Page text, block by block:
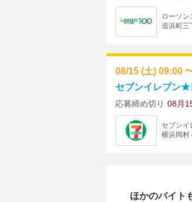
ローソ
追浜町三
08/15 (土) 09:00
セブンイレブン★
応募締め切り 08月
セブンイ
横浜岡村
ほかのバイト